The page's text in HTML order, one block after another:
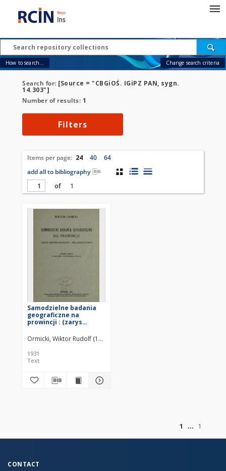
How to search... Change search criteria
Search for: [Source = "CBGiOŚ. IGiPZ PAN, sygn.
14.303"]
Number of results: 1
Filters
Items per page: 24 40
64
add all to bibliography
of
1
Samodzielne badania
geograficzne na
prowincji : (zarys
bibljograficzny)
Ormicki, Wiktor Rudolf (1898–1941)
1931
Text
1
1
CONTACT